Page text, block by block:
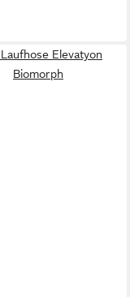
Elevatyon
Biomorph